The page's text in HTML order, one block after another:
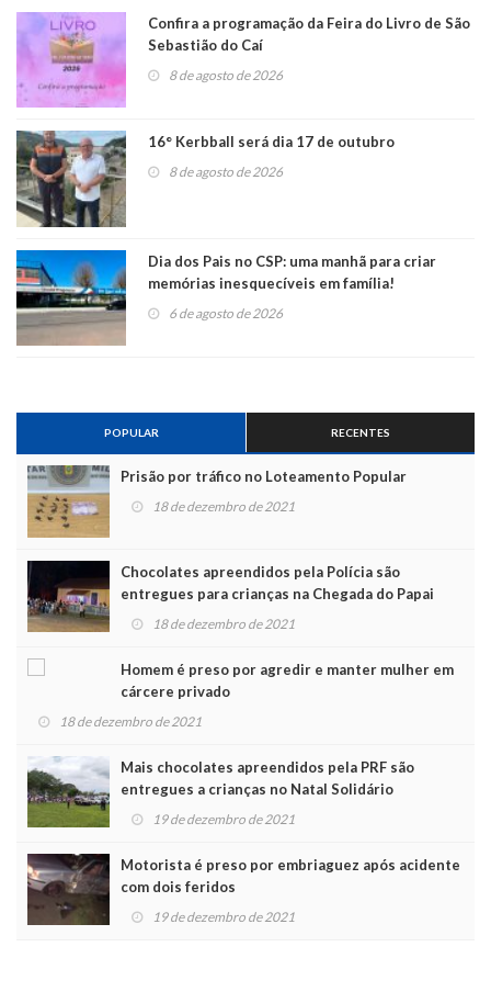
Confira a programação da Feira do Livro de São
Sebastião do Caí
8 de agosto de 2026
16° Kerbball será dia 17 de outubro
8 de agosto de 2026
Dia dos Pais no CSP: uma manhã para criar
memórias inesquecíveis em família!
6 de agosto de 2026
POPULAR RECENTES
Prisão por tráfico no Loteamento Popular
18 de dezembro de 2021
Chocolates apreendidos pela Polícia são
entregues para crianças na Chegada do Papai
Noel
18 de dezembro de 2021
Homem é preso por agredir e manter mulher em
cárcere privado
18 de dezembro de 2021
Mais chocolates apreendidos pela PRF são
entregues a crianças no Natal Solidário
19 de dezembro de 2021
Motorista é preso por embriaguez após acidente
com dois feridos
19 de dezembro de 2021